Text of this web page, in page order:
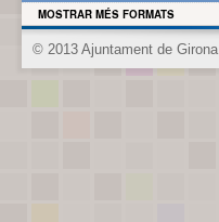
MOSTRAR MÉS FORMATS
© 2013 Ajuntament de Girona